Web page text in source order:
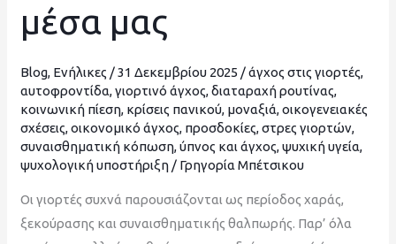
μέσα μας
Blog, Ενήλικες /31 Δεκεμβρίου 2025 /άγχος στις γιορτές,
αυτοφροντίδα,γιορτινό άγχος,διαταραχή ρουτίνας,
κοινωνική πίεση, κρίσεις πανικού, μοναξιά,οικογενειακές
σχέσεις,οικονομικό άγχος, προσδοκίες,στρες γιορτών,
συναισθηματική κόπωση,ύπνος και άγχος,ψυχική υγεία,
ψυχολογική υποστήριξη / Γρηγορία Μπέτσικου
Οι γιορτές συχνά παρουσιάζονται ως περίοδος χαράς,
ξεκούρασης και συναισθηματικής θαλπωρής. Παρ’ όλα
τι
πραγματικά
συμβαίνει
μέσα
μας